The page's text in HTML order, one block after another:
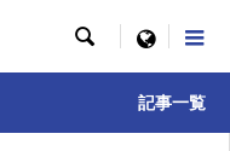
 menu
記事一覧